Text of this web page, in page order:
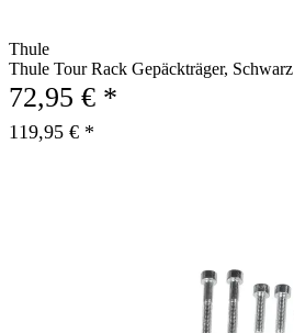
Thule
Thule Tour Rack Gepäckträger, Schwarz
72,95 € *
119,95 € *